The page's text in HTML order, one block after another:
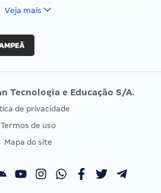
Vunesp
EXAME DE ORDEM
Calendário OAB
Veja mais
Tecnologia e Educação S/A.
de privacidade
Termos de uso
Mapa do site